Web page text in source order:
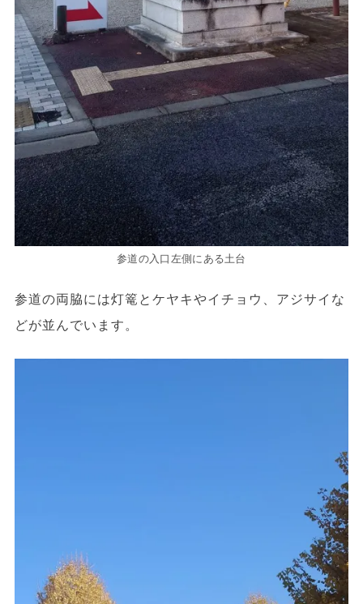
参道の入口左側にある土台
参道の両脇には灯篭とケヤキやイチョウ、アジサイな
どが並んでいます。